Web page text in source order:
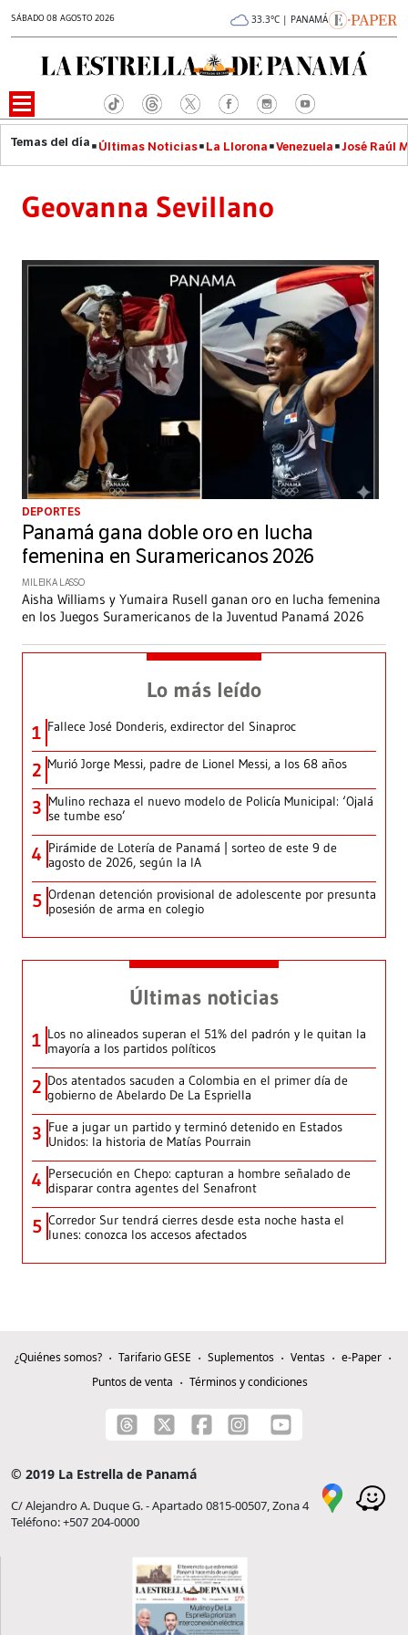
SÁBADO 08 AGOSTO 2026 33.3°C | PANAMÁ
Últimas Noticias La Llorona Venezuela José Raúl
Geovanna Sevillano
DEPORTES
Panamá gana doble oro en lucha
femenina en Suramericanos 2026
MILEIKA LASSO
Aisha Williams y Yumaira Rusell ganan oro en lucha femenina
en los Juegos Suramericanos de la Juventud Panamá 2026
Lo más leído
1 Fallece José Donderis, exdirector del Sinaproc
2 Murió Jorge Messi, padre de Lionel Messi, a los 68 años
3 Mulino rechaza el nuevo modelo de Policía Municipal: ‘Ojalá
se tumbe eso’
4 Pirámide de Lotería de Panamá | sorteo de este 9 de
agosto de 2026, según la IA
5 Ordenan detención provisional de adolescente por presunta
posesión de arma en colegio
Últimas noticias
1 Los no alineados superan el 51% del padrón y le quitan la
mayoría a los partidos políticos
2 Dos atentados sacuden a Colombia en el primer día de
gobierno de Abelardo De La Espriella
3 Fue a jugar un partido y terminó detenido en Estados
Unidos: la historia de Matías Pourrain
4 Persecución en Chepo: capturan a hombre señalado de
disparar contra agentes del Senafront
5 Corredor Sur tendrá cierres desde esta noche hasta el
lunes: conozca los accesos afectados
¿Quiénes somos? Tarifario GESE Suplementos Ventas
e-Paper
Puntos de venta
Términos y condiciones
© 2019 La Estrella de Panamá
C/ Alejandro A. Duque G. - Apartado 0815-00507, Zona 4
Teléfono: +507 204-0000